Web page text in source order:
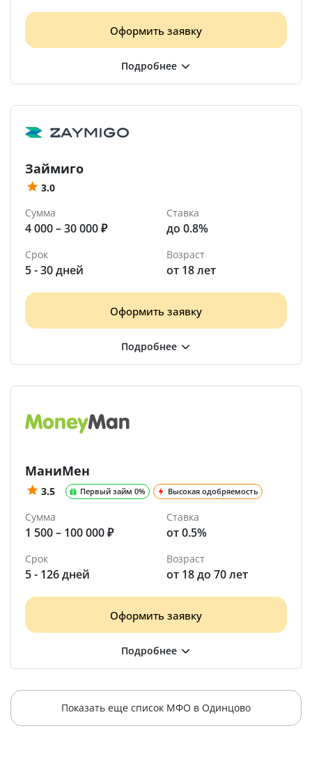
Оформить заявку
Займиго
3.0
Сумма
4 000 – 30 000 ₽
Ставка
до 0.8%
Срок
5 - 30 дней
Возраст
от 18 лет
Оформить заявку
МаниМен
3.5 Первый займ 0% Высокая одобряемость
Сумма
1 500 – 100 000 ₽
Ставка
от 0.5%
Срок
5 - 126 дней
Возраст
от 18 до 70 лет
Оформить заявку
Показать еще список МФО в Одинцово